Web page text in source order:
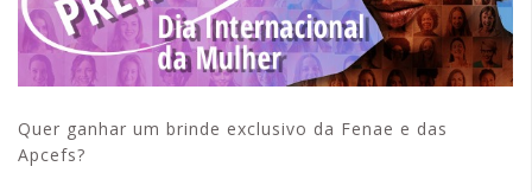
Quer ganhar um brinde exclusivo da Fenae e das
Apcefs?